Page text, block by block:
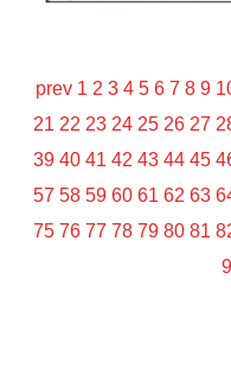
prev 1 2 3 4 5 6 7 8 9
21 22 23 24 25 26 27
39 40 41 42 43 44 45
57 58 59 60 61 62 63
75 76 77 78 79 80 81